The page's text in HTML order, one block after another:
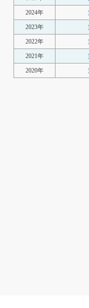
2024年
2023年
2022年
2021年
2020年